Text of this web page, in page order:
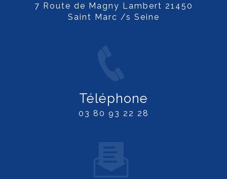
7 Route de Magny Lambert 21450
Saint Marc /s Seine
Téléphone
03 80 93 22 28